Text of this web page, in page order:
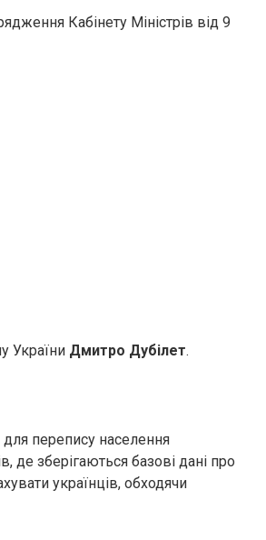
Кабінету Міністрів від 9
України Дмитро Дубілет.
для перепису населення
де зберігаються базові дані про
українців, обходячи